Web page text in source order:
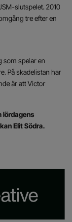
slutspelet. 2010
tre efter en
som spelar en
På skadelistan har
är att Victor
lördagens
Elit Södra.